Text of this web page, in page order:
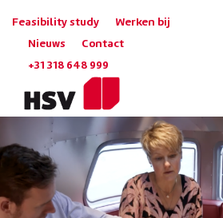
Feasibility study Werken bij
Nieuws Contact
+31 318 648 999